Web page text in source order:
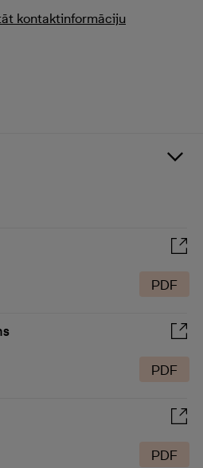
kontaktinformāciju
PDF
PDF
PDF